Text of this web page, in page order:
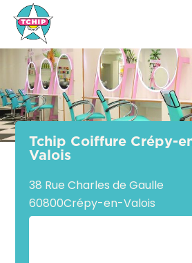
Tchip Coiffure Crépy-
Valois
38 Rue Charles de Gaulle
60800Crépy-en-Valois